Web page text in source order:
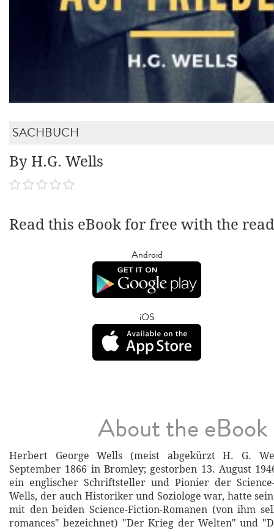
SACHBUCH
By H.G. Wells
Read this eBook for free with the
Android
iOS
About the eBook
Herbert George Wells (meist abgekürzt H. G.
September 1866 in Bromley; gestorben 13. August
ein englischer Schriftsteller und Pionier der
Wells, der auch Historiker und Soziologe war, hatte
mit den beiden Science-Fiction-Romanen (von ihm
romances" bezeichnet) "Der Krieg der Welten" und